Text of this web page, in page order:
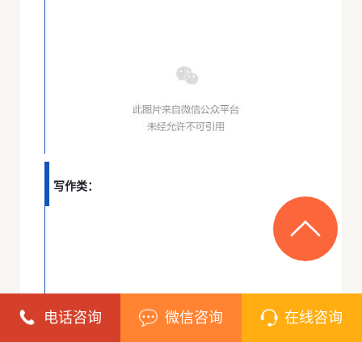
写作类：
John Locke论文写作竞赛
电话咨询 微信咨询 在线咨询